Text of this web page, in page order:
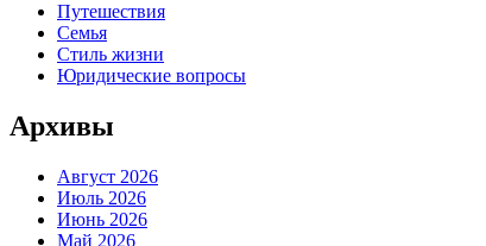
Путешествия
Семья
Стиль жизни
Юридические вопросы
Архивы
Август 2026
Июль 2026
Июнь 2026
Май 2026